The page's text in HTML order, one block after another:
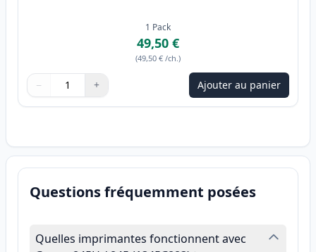
1 Pack
49,50 €
(49,50 € /ch.)
Quantité
Utilisez les boutons pour ajuster
− +
Quantité Ajouter au panier
Questions fréquemment posées
Quelles imprimantes fonctionnent avec